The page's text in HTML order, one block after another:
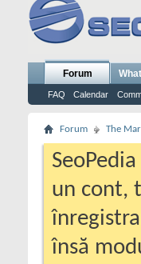
Forum
FAQ Calendar
Forum The
un cont,
însă